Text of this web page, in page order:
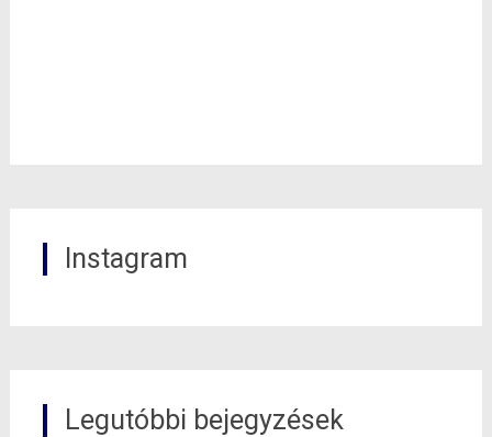
Instagram
Legutóbbi bejegyzések